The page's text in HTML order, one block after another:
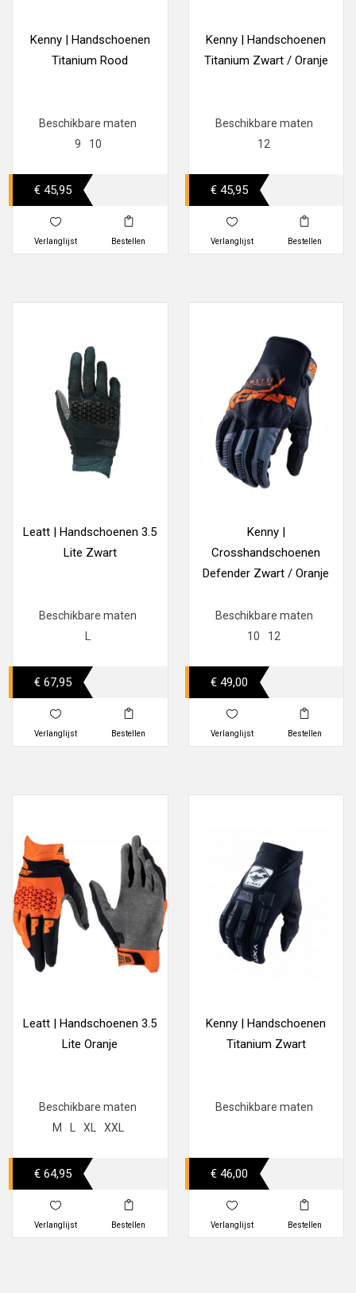
Kenny | Handschoenen
Titanium Rood
Beschikbare maten
9
10
€ 45,95
Verlanglijst Bestellen
Kenny | Handschoenen
Titanium Zwart / Oranje
Beschikbare maten
12
€ 45,95
Verlanglijst Bestellen
Leatt | Handschoenen 3.5
Lite Zwart
Beschikbare maten
L
€ 67,95
Verlanglijst Bestellen
Kenny |
Crosshandschoenen
Defender Zwart / Oranje
Beschikbare maten
10
12
€ 49,00
Verlanglijst Bestellen
Leatt | Handschoenen 3.5
Lite Oranje
Beschikbare maten
M
XL XXL
€ 64,95
Verlanglijst Bestellen
Kenny | Handschoenen
Titanium Zwart
Beschikbare maten
€ 46,00
Verlanglijst Bestellen